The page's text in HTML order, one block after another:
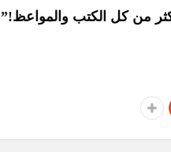
من كل الكتب والمواعظ!”